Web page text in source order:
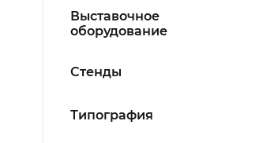
Выставочное
оборудование
Стенды
Типография